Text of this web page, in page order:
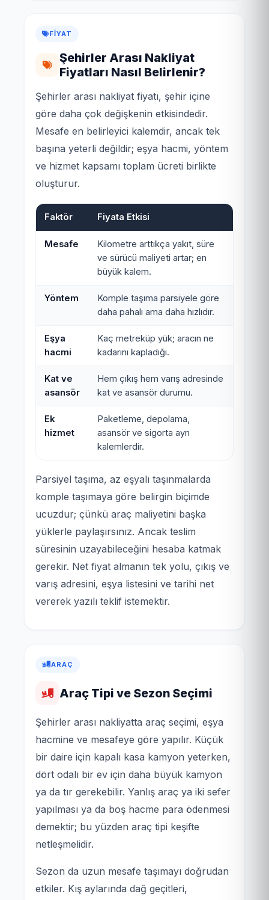
FIYAT
Şehirler Arası Nakliyat
Fiyatları Nasıl Belirlenir?
Şehirler arası nakliyat fiyatı, şehir içine
göre daha çok değişkenin etkisindedir.
Mesafe en belirleyici kalemdir, ancak tek
başına yeterli değildir; eşya hacmi, yöntem
ve hizmet kapsamı toplam ücreti birlikte
oluşturur.
Faktör Fiyata Etkisi
Mesafe
Kilometre arttıkça yakıt, süre
ve sürücü maliyeti artar; en
büyük kalem.
Yöntem
Komple taşıma parsiyele göre
daha pahalı ama daha hızlıdır.
Eşya
hacmi
Kaç metreküp yük; aracın ne
kadarını kapladığı.
Kat ve
asansör
Hem çıkış hem varış adresinde
kat ve asansör durumu.
Ek
hizmet
Paketleme, depolama,
asansör ve sigorta ayrı
kalemlerdir.
Parsiyel taşıma, az eşyalı taşınmalarda
komple taşımaya göre belirgin biçimde
ucuzdur; çünkü araç maliyetini başka
yüklerle paylaşırsınız. Ancak teslim
süresinin uzayabileceğini hesaba katmak
gerekir. Net fiyat almanın tek yolu, çıkış ve
varış adresini, eşya listesini ve tarihi net
vererek yazılı teklif istemektir.
ARAÇ
Araç Tipi ve Sezon Seçimi
Şehirler arası nakliyatta araç seçimi, eşya
hacmine ve mesafeye göre yapılır. Küçük
bir daire için kapalı kasa kamyon yeterken,
dört odalı bir ev için daha büyük kamyon
ya da tır gerekebilir. Yanlış araç ya iki sefer
yapılması ya da boş hacme para ödenmesi
demektir; bu yüzden araç tipi keşifte
netleşmelidir.
Sezon da uzun mesafe taşımayı doğrudan
etkiler. Kış aylarında dağ geçitleri,